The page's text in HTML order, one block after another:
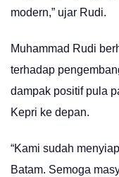
modern,” ujar Rudi.
Muhammad Rudi
terhadap
dampak positif pula
Kepri ke depan.
“Kami sudah
Batam. Semoga